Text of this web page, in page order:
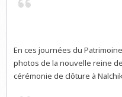
En ces journées du
photos de la nouvelle reine
cérémonie de clôture à